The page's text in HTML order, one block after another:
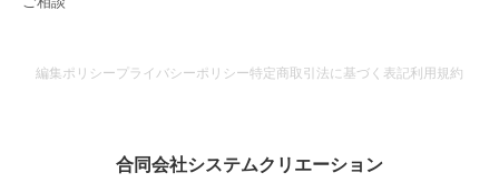
編集ポリシープライバシーポリシー特定商取引法に基づく表記利用規約
合同会社システムクリエーション